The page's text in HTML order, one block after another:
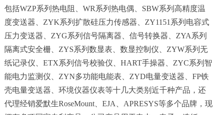
包括WZP系列热电阻、WR系列热电偶、SBW系列高精度温
度变送器、ZYK系列扩散硅压力传感器、ZY1151系列电容式
压力变送器、ZYG系列信号隔离器、信号转换器、ZYA系列
隔离式安全栅、ZYS系列数显表、数显控制仪、ZYW系列无
纸记录仪、ETX系列信号校验仪、HART手操器、ZYC系列智
能电力监测仪、ZYN多功能电能表、ZYD电量变送器、FP铁
壳电量变送器、环境仪器仪表等十几大类别近千种产品，还
代理经销爱默生RoseMount、EJA、APRESYS等多个品牌，现